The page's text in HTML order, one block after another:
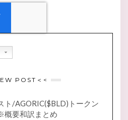
POST＜<
ト/AGORIC($BLD)トークン
概要和訳まとめ